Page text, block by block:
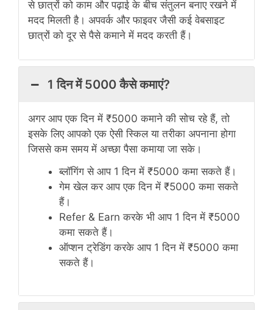
से छात्रों को काम और पढ़ाई के बीच संतुलन बनाए रखने में
मदद मिलती है। अपवर्क और फाइवर जैसी कई वेबसाइट
छात्रों को दूर से पैसे कमाने में मदद करती हैं।
1 दिन में 5000 कैसे कमाएं?
अगर आप एक दिन में ₹5000 कमाने की सोच रहे हैं, तो
इसके लिए आपको एक ऐसी स्किल या तरीका अपनाना होगा
जिससे कम समय में अच्छा पैसा कमाया जा सके।
ब्लॉगिंग से आप 1 दिन में ₹5000 कमा सकते हैं।
गेम खेल कर आप एक दिन में ₹5000 कमा सकते
हैं।
Refer & Earn करके भी आप 1 दिन में ₹5000
कमा सकते हैं।
ऑप्शन ट्रेडिंग करके आप 1 दिन में ₹5000 कमा
सकते हैं।